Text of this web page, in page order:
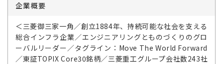
企業概要
＜三菱御三家一角／創立1884年、持続可能な社会を支える
総合インフラ企業／エンジニアリングとものづくりのグロ
ーバルリーダー／タグライン：Move The World Forward
／東証TOPIX Core30銘柄／三菱重工グループ会社数243社